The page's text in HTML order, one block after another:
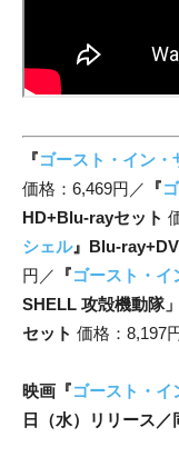
『ゴースト・イン・
価格：6,469円／
『
HD+Blu-rayセット
シェル』Blu-
円／
『ゴースト・イ
SHELL 攻殻機動隊
セット 価格：8,197
映画『ゴースト・イ
日（水）リリース